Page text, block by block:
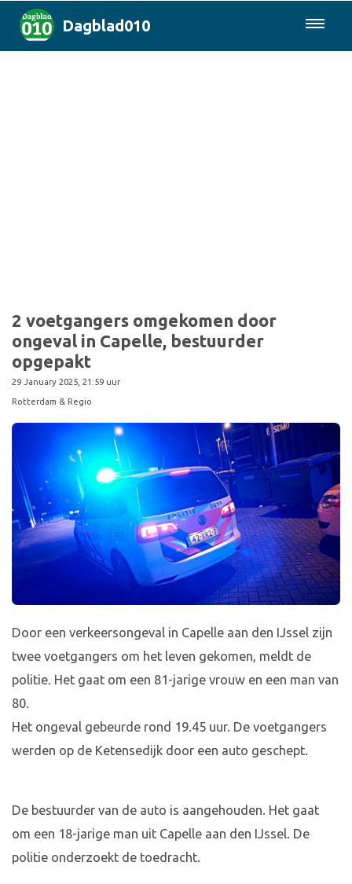
Dagblad010
2 voetgangers omgekomen door
ongeval in Capelle, bestuurder
opgepakt
29 January 2025, 21:59 uur
Rotterdam & Regio
Door een verkeersongeval in Capelle aan den IJssel zijn
twee voetgangers om het leven gekomen, meldt de
politie. Het gaat om een 81-jarige vrouw en een man van
80.
Het ongeval gebeurde rond 19.45 uur. De voetgangers
werden op de Ketensedijk door een auto geschept.
De bestuurder van de auto is aangehouden. Het gaat
om een 18-jarige man uit Capelle aan den IJssel. De
politie onderzoekt de toedracht.